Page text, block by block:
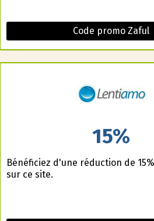
Code promo Zaful
15%
Bénéficiez d'une réduction de
sur ce site.